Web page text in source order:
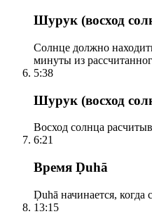
Шурук (восход
Солнце должно
минуты из
5:38
Шурук (восход
Восход солнца
6:21
Время Ḍuhā
Ḍuhā начинается,
13:15